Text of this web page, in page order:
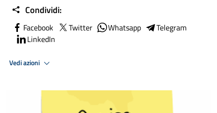
Condividi:
Facebook Twitter Whatsapp
Telegram
LinkedIn
Vedi azioni